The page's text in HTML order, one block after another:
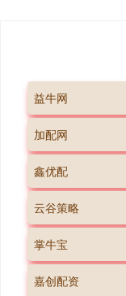
益牛网
加配网
鑫优配
云谷策略
掌牛宝
嘉创配资